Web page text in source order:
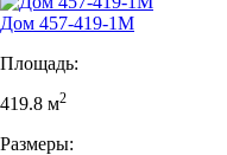
Дом 457-419-1М
Площадь:
419.8 м2
Размеры: